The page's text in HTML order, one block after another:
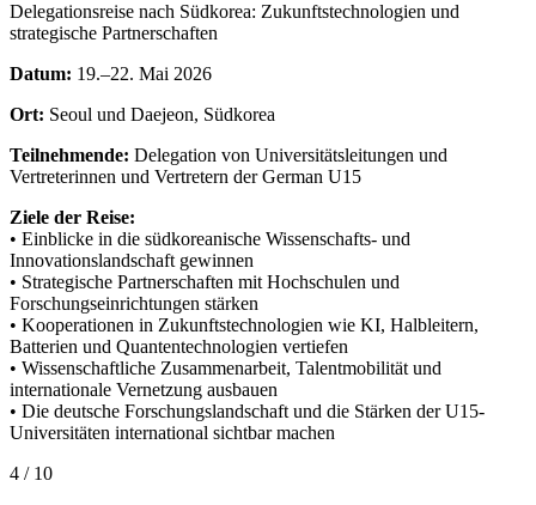
Delegationsreise nach Südkorea: Zukunftstechnologien und
strategische Partnerschaften
Datum: 19.–22. Mai 2026
Ort: Seoul und Daejeon, Südkorea
Teilnehmende: Delegation von Universitätsleitungen und
Vertreterinnen und Vertretern der German U15
Ziele der Reise:
• Einblicke in die südkoreanische Wissenschafts- und
Innovationslandschaft gewinnen
• Strategische Partnerschaften mit Hochschulen und
Forschungseinrichtungen stärken
• Kooperationen in Zukunftstechnologien wie KI, Halbleitern,
Batterien und Quantentechnologien vertiefen
• Wissenschaftliche Zusammenarbeit, Talentmobilität und
internationale Vernetzung ausbauen
• Die deutsche Forschungslandschaft und die Stärken der U15-
Universitäten international sichtbar machen
4 / 10